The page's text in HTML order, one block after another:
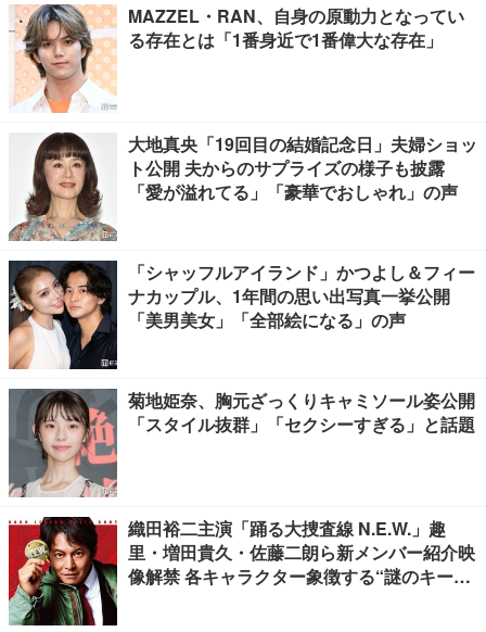
MAZZEL・RAN、自身の原動力となってい
る存在とは「1番身近で1番偉大な存在」
大地真央「19回目の結婚記念日」夫婦ショッ
ト公開 夫からのサプライズの様子も披露
「愛が溢れてる」「豪華でおしゃれ」の声
「シャッフルアイランド」かつよし＆フィー
ナカップル、1年間の思い出写真一挙公開
「美男美女」「全部絵になる」の声
菊地姫奈、胸元ざっくりキャミソール姿公開
「スタイル抜群」「セクシーすぎる」と話題
織田裕二主演「踊る大捜査線 N.E.W.」趣
里・増田貴久・佐藤二朗ら新メンバー紹介映
像解禁 各キャラクター象徴する“謎のキーワ